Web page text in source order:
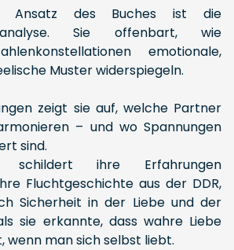
Ansatz des Buches ist die
Sie offenbart, wie
emotionale,
Muster widerspiegeln.
zeigt sie auf, welche Partner
– und wo Spannungen
sind.
ihre Erfahrungen
Fluchtgeschichte aus der DDR,
Sicherheit in der Liebe und der
sie erkannte, dass wahre Liebe
wenn man sich selbst liebt.